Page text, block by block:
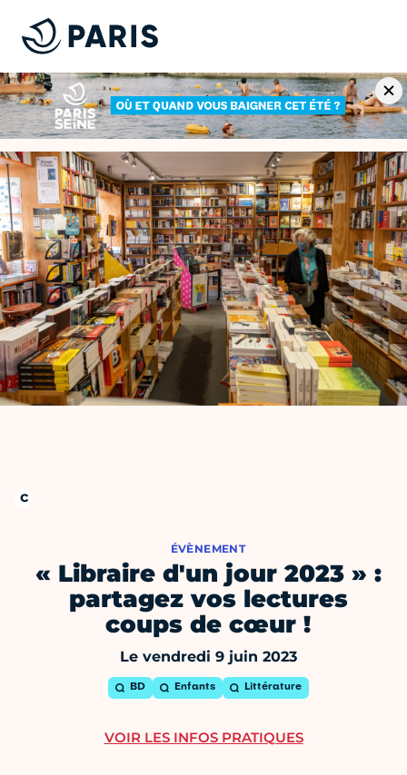
ÉVÈNEMENT
« Libraire d'un jour 2023 » :
partagez vos lectures
coups de cœur !
Le vendredi 9 juin 2023
BD Enfants Littérature
VOIR LES INFOS PRATIQUES